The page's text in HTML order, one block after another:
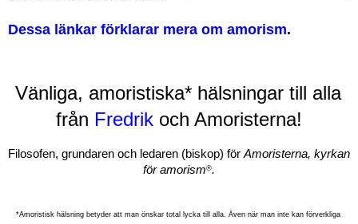
Dessa länkar förklarar mera om amorism.
Vänliga, amoristiska* hälsningar till alla
från Fredrik och Amoristerna!
Filosofen, grundaren och ledaren (biskop) för Amoristerna, kyrkan
för amorism®.
*Amoristisk hälsning betyder att man önskar total lycka till alla. Även när man inte kan förverkliga